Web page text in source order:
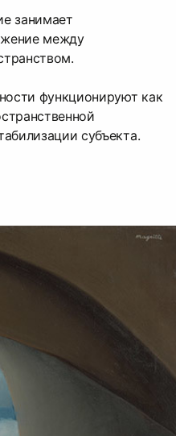
занимает
между
функционируют как
субъекта.